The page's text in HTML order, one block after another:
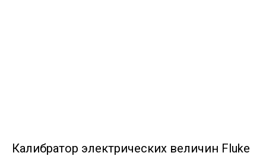
Калибратор электрических величин Fluke